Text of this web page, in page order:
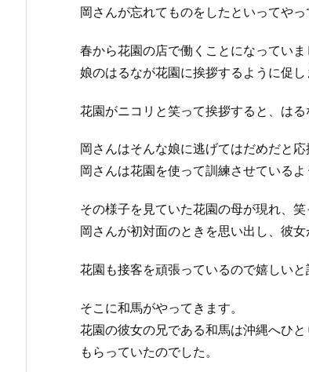
岡さんが忘れてものをしたといってやっ
春から花園の店で働くことになっていま
娘のはるなが花園に挨拶するように促し
花園がニコリと笑って挨拶すると、は
岡さんはそんな娘に逃げてはだめだと応
岡さんは花園を使って訓練させているよ
その様子を見ていた花園の母が現れ、笑
岡さんが初対面のときを思い出し、彼女
花園も接客を頑張っているので嬉しいと
そこに和馬がやってきます。
花園の彼女の兄である和馬は沖縄へひ
もらっていたのでした。